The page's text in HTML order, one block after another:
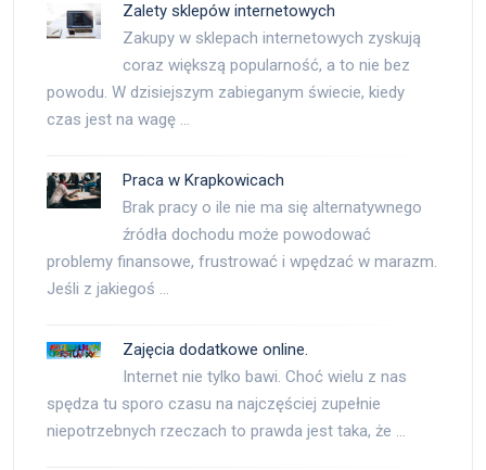
Zalety sklepów internetowych
Zakupy w sklepach internetowych zyskują
coraz większą popularność, a to nie bez
powodu. W dzisiejszym zabieganym świecie, kiedy
czas jest na wagę …
Praca w Krapkowicach
Brak pracy o ile nie ma się alternatywnego
źródła dochodu może powodować
problemy finansowe, frustrować i wpędzać w marazm.
Jeśli z jakiegoś …
Zajęcia dodatkowe online.
Internet nie tylko bawi. Choć wielu z nas
spędza tu sporo czasu na najczęściej zupełnie
niepotrzebnych rzeczach to prawda jest taka, że …